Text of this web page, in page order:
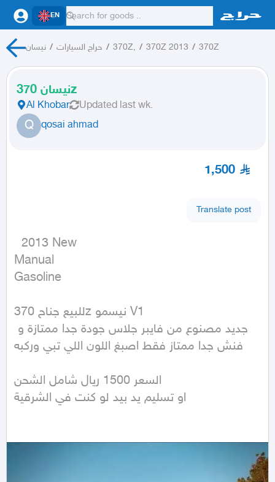
EN
نيسان / حراج السيارات / 370Z, / 370Z 2013 / 370Z
نيسان 370z
Al Khobar Updated last wk.
Q qosai ahmad
1,500
Translate post
Manual
Gasoline
للبيع جناح 370z نيسمو V1
فنش جدا ممتاز فقط اصبغ اللون اللي تبي وركبه
السعر 1500 ريال شامل الشحن
او تسليم يد بيد لو كنت في الشرقية